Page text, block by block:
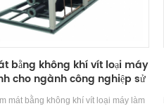
bằng không khí vít loại máy
cho ngành công nghiệp sử
dụng
mát bằng không khí vít loại máy làm